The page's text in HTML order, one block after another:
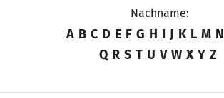
Nachname:
A B C D E F G H I J K L M N
Q R S T U V W X Y Z